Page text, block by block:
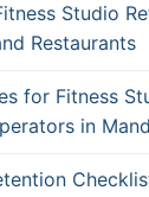
Studio
Restaurants
for Fitness
in